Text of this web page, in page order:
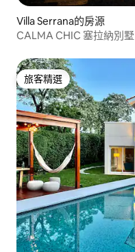
Villa Serrana的房源
CALMA CHIC 塞拉納別墅
旅客精選
旅客精選